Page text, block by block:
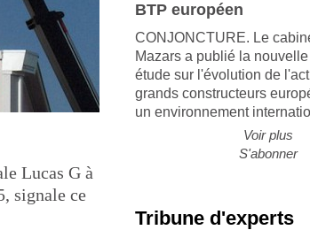
Lucas G à
signale ce
BTP européen
CONJONCTURE. Le
Mazars a publié la
étude sur l'évolution de
grands constructeurs
un environnement
Voir plus
S'abonner
Tribune d'experts